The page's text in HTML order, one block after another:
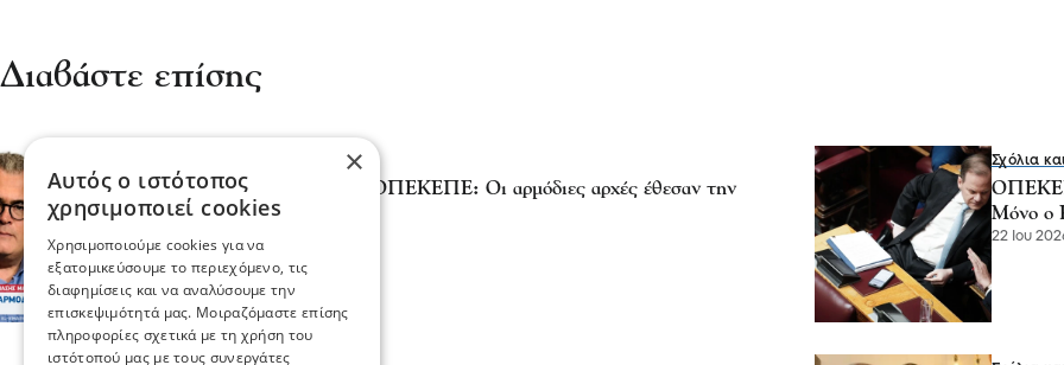
Διαβάστε επίσης
Θανάσης Μαλλιαράς - ΟΠΕΚΕΠΕ: Οι αρμόδιες αρχές έθεσαν την
υπόθεση στο αρχείο
23 Ιου 2026, 22:17
Σχόλια
Μόνο ο
22 Ιου
×
Αυτός ο ιστότοπος
χρησιμοποιεί cookies
Χρησιμοποιούμε cookies για να
εξατομικεύσουμε το περιεχόμενο, τις
διαφημίσεις και να αναλύσουμε την
επισκεψιμότητά μας. Μοιραζόμαστε επίσης
πληροφορίες σχετικά με τη χρήση του
ιστότοπού μας με τους συνεργάτες